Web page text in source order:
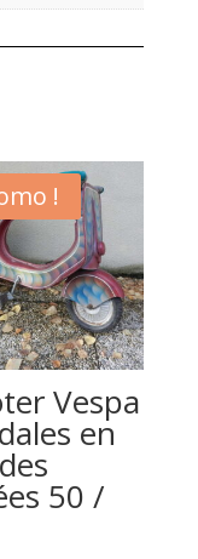
!
Vespa
en
50 /